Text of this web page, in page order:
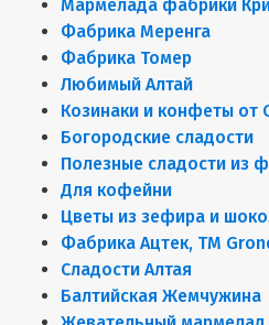
Мармелада фабрики
Фабрика Меренга
Фабрика Томер
Любимый Алтай
Козинаки и конфеты от
Богородские сладости
Полезные сладости из
Для кофейни
Цветы из зефира и
Фабрика Ацтек, ТМ
Сладости Алтая
Балтийская Жемчужина